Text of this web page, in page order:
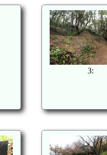
3: